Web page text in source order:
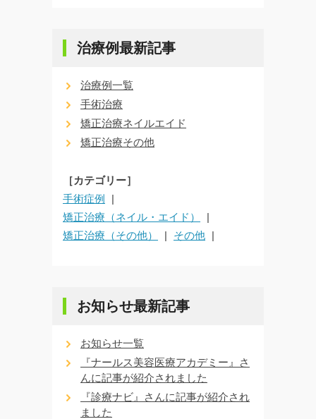
治療例最新記事
治療例一覧
手術治療
矯正治療ネイルエイド
矯正治療その他
［カテゴリー］
手術症例
矯正治療（ネイル・エイド）
矯正治療（その他）
その他
お知らせ最新記事
お知らせ一覧
『ナールス美容医療アカデミー』さ
んに記事が紹介されました
『診療ナビ』さんに記事が紹介され
ました